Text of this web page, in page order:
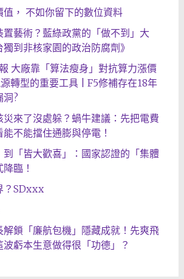
值， 不如你留下的數位資料
置藝術？藍綠政黨的「做不到」大
到非核家園的政治防腐劑》
大廠靠「算法瘦身」對抗算力漲價
源轉型的重要工具 | F5修補存在18年
?
災來了沒處躲？蝸牛建議：先把電費
不能擋住通膨與停電！
「皆大歡喜」：國家認證的「集體
臨！
？SDxxx
解鎖「廉航包機」隱藏成就！先爽飛
虧本生意做得很「功德」？